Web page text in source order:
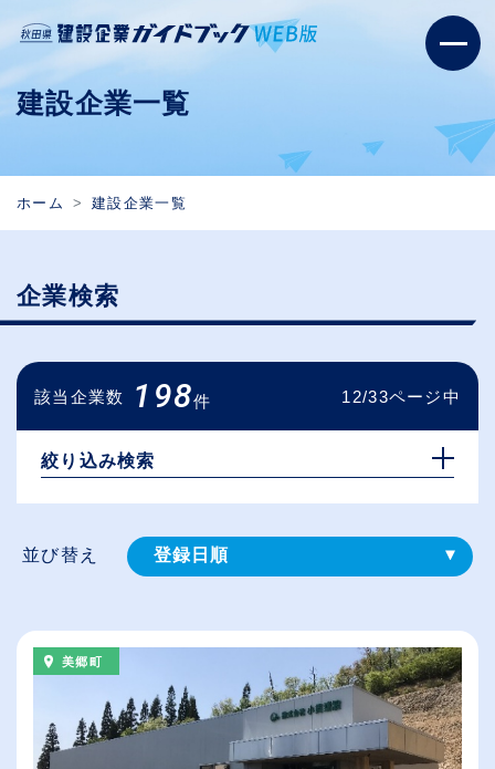
建設企業一覧
ホーム 建設企業一覧
企業検索
該当企業数 198件 12/33ページ中
絞り込み検索
並び替え 登録⽇順
（⾼卒の給与を基準）
従業員が多い順
休日数が多い順
美郷町